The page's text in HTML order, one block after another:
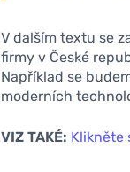
V dalším textu se
firmy v České
Například se
moderních
VIZ TAKÉ: Klikněte